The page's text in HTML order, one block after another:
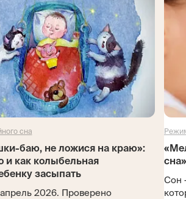
сна
баю, не ложися на краю»:
и как колыбельная
засыпать
2026. Проверено
Сон